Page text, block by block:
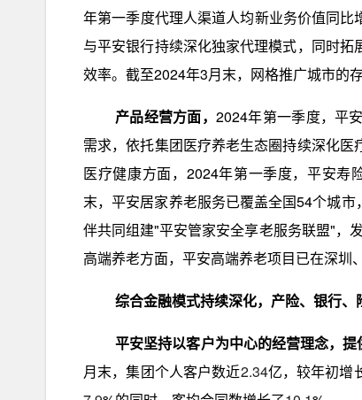
年第一季度代理人渠道人均新业务价值同比
与平安银行持续深化独家代理模式，同时
效率。截至2024年3月末，网格推广城市的
产品经营方面，2024年第一季度，平
需求，依托集团医疗养老生态圈持续深化医
医疗健康方面，2024年第一季度，平安寿
末，平安居家养老服务已覆盖全国54个城
伴共同组建"平安管家安全享老服务联盟"，
高端养老方面，平安高端养老项目已在深圳
综合金融模式持续深化，产险、银行
平安坚持以客户为中心的经营理念，
月末，集团个人客户数近2.34亿，较年初增